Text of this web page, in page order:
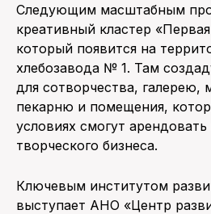
Следующим масштабным
креативный кластер
который появится на
хлебозавода № 1. Там
для сотворчества, галерею,
пекарню и помещения,
условиях смогут
творческого бизнеса.
Ключевым институтом
выступает АНО «Центр